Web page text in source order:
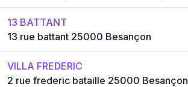
13 BATTANT
13 rue battant 25000 Besançon
VILLA FREDERIC
2 rue frederic bataille 25000 Besançon